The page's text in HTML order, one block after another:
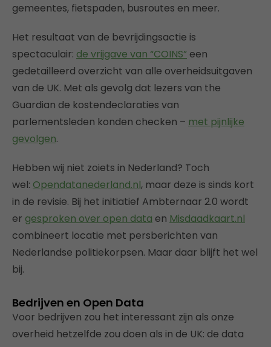
gemeentes, fietspaden, busroutes en meer.
Het resultaat van de bevrijdingsactie is
spectaculair: de vrijgave van “COINS” een
gedetailleerd overzicht van alle overheidsuitgaven
van de UK. Met als gevolg dat lezers van the
Guardian de kostendeclaraties van
parlementsleden konden checken – met pijnlijke
gevolgen.
Hebben wij niet zoiets in Nederland? Toch
wel: Opendatanederland.nl, maar deze is sinds kort
in de revisie. Bij het initiatief Ambternaar 2.0 wordt
er gesproken over open data en Misdaadkaart.nl
combineert locatie met persberichten van
Nederlandse politiekorpsen. Maar daar blijft het wel
bij.
Bedrijven en Open Data
Voor bedrijven zou het interessant zijn als onze
overheid hetzelfde zou doen als in de UK: de data